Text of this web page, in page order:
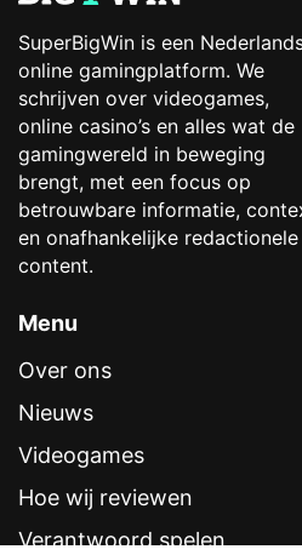
SuperBigWin is een
online gamingplatform. We
schrijven over videogames,
online casino’s en alles wat de
gamingwereld in beweging
brengt, met een focus op
betrouwbare informatie,
en onafhankelijke redactionele
content.
Menu
Over ons
Nieuws
Videogames
Hoe wij reviewen
Verantwoord spelen